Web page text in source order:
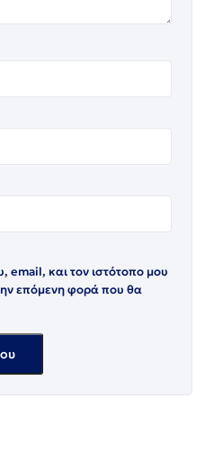
και τον ιστότοπο μου
επόμενη φορά που θα